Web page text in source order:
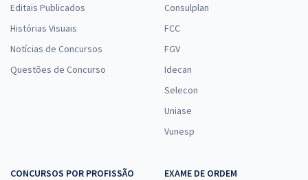
Editais Publicados
Histórias Visuais
Notícias de Concursos
Questões de Concurso
Consulplan
FCC
FGV
Idecan
Selecon
Uniase
Vunesp
CONCURSOS POR PROFISSÃO
EXAME DE ORDEM